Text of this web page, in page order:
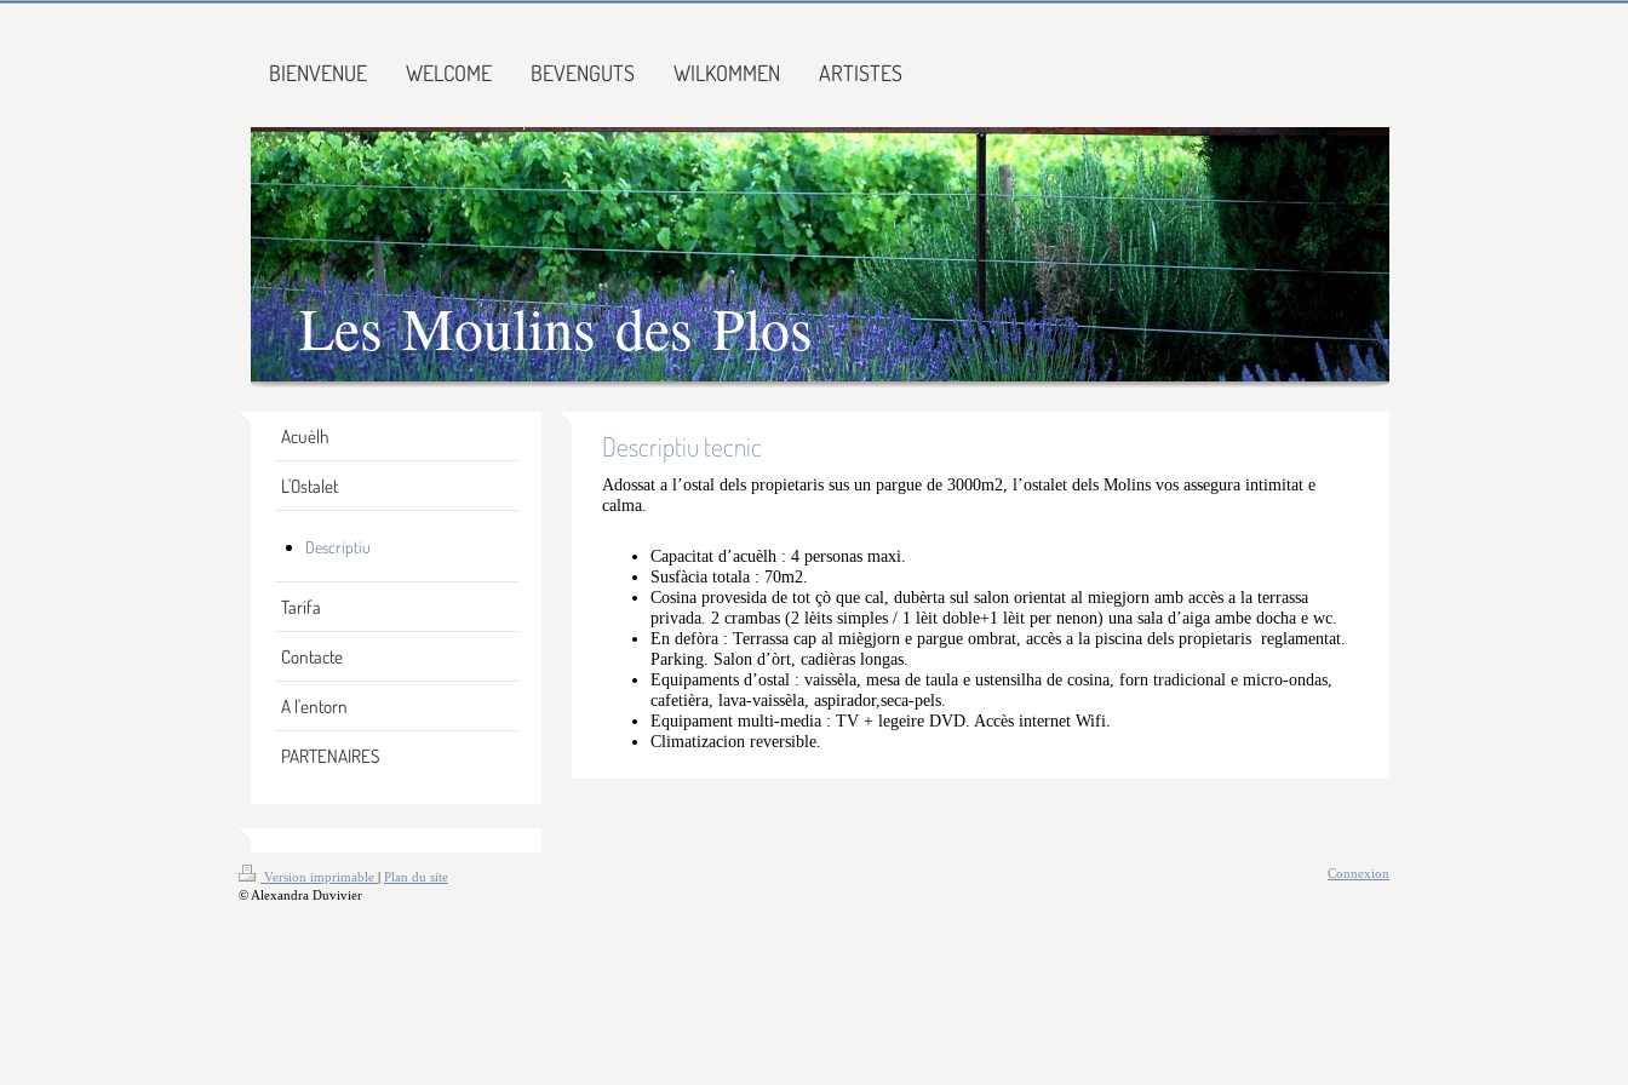
BIENVENUE WELCOME BEVENGUTS WILKOMMEN ARTISTES
Les Moulins des Plos
Acuèlh
L'Ostalet
Descriptiu
Tarifa
Contacte
A l'entorn
PARTENAIRES
Descriptiu tecnic
Adossat a l’ostal dels propietaris sus un pargue de 3000m2, l’ostalet dels Molins vos assegura intimitat e
calma.
Capacitat d’acuèlh : 4 personas maxi.
Susfàcia totala : 70m2.
Cosina provesida de tot çò que cal, dubèrta sul salon orientat al miegjorn amb accès a la terrassa
privada. 2 crambas (2 lèits simples / 1 lèit doble+1 lèit per nenon) una sala d’aiga ambe docha e wc.
En defòra : Terrassa cap al miègjorn e pargue ombrat, accès a la piscina dels propietaris reglamentat.
Parking. Salon d’òrt, cadièras longas.
Equipaments d’ostal : vaissèla, mesa de taula e ustensilha de cosina, forn tradicional e micro-ondas,
cafetièra, lava-vaissèla, aspirador,seca-pels.
Equipament multi-media : TV + legeire DVD. Accès internet Wifi.
Climatizacion reversible.
Version imprimable | Plan du site
© Alexandra Duvivier
Connexion